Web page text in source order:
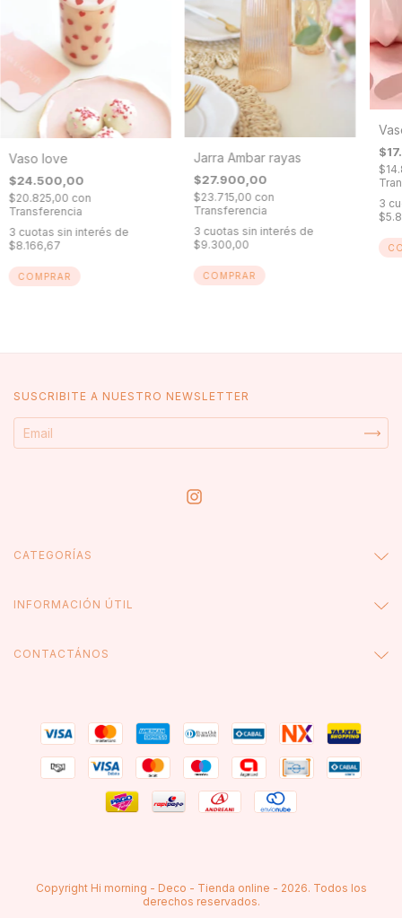
Vaso love
$24.500,00
$20.825,00 con
Transferencia
3 cuotas sin interés de
$8.166,67
Jarra Ambar rayas
$27.900,00
$23.715,00 con
Transferencia
3 cuotas sin interés de
$9.300,00
3
SUSCRIBITE A NUESTRO NEWSLETTER
CATEGORÍAS
INFORMACIÓN ÚTIL
CONTACTÁNOS
Copyright Hi morning - Deco - Tienda online - 2026. Todos los
derechos reservados.